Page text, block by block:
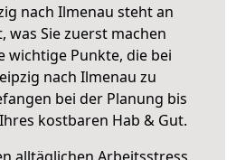
nach Ilmenau steht an
was Sie zuerst machen
wichtige Punkte, die bei
nach Ilmenau zu
bei der Planung bis
kostbaren Hab & Gut.